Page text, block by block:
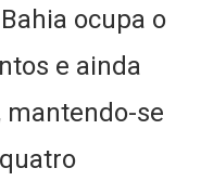
ocupa o
e ainda
mantendo-se